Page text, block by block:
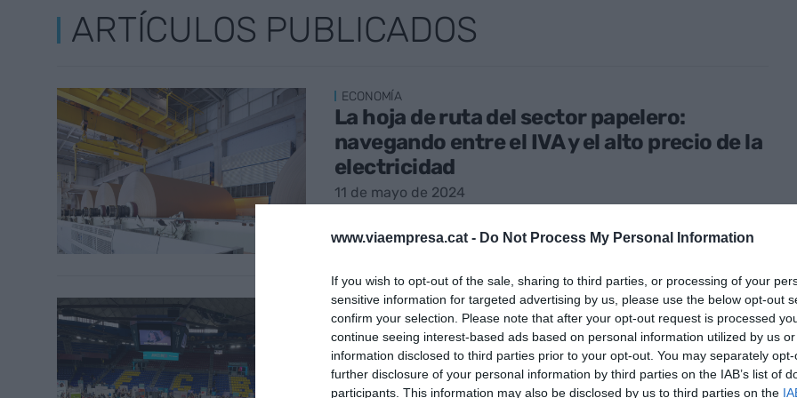
www.viaempresa.cat - Do Not Process My Personal Information
If you wish to opt-out of the sale, sharing to third parties, or processing of your
sensitive information for targeted advertising by us, please use the below opt-out
confirm your selection. Please note that after your opt-out request is processed
continue seeing interest-based ads based on personal information utilized by us
information disclosed to third parties prior to your opt-out. You may separately
further disclosure of your personal information by third parties on the IAB’s list of
participants. This information may also be disclosed by us to third parties on the
ARTÍCULOS PUBLICADOS
ECONOMÍA
La hoja de ruta del sector papelero:
navegando entre el IVA y el alto precio de la
electricidad
11 de mayo de 2024
EMPRESA
JOBarcelona'24: el futuro del mercado
laboral, en manos de la IA y de LinkedIn
8 de mayo de 2024